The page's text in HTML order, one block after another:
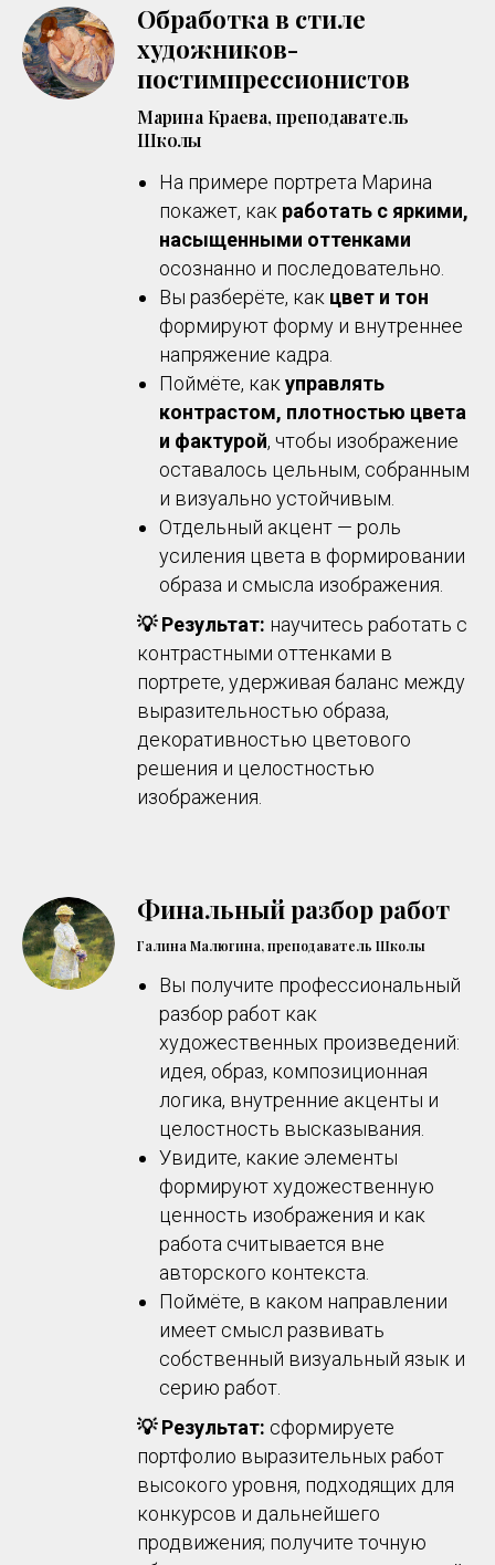
Обработка в стиле
художников-
постимпрессионистов
Марина Краева, преподаватель
Школы
На примере портрета Марина
покажет, как работать с яркими,
насыщенными оттенками
осознанно и последовательно.
Вы разберёте, как цвет и тон
формируют форму и внутреннее
напряжение кадра.
Поймёте, как управлять
контрастом, плотностью цвета
и фактурой, чтобы изображение
оставалось цельным, собранным
и визуально устойчивым.
Отдельный акцент — роль
усиления цвета в формировании
образа и смысла изображения.
💡 Результат: научитесь работать с
контрастными оттенками в
портрете, удерживая баланс между
выразительностью образа,
декоративностью цветового
решения и целостностью
изображения.
Финальный разбор работ
Галина Малюгина, преподаватель Школы
Вы получите профессиональный
разбор работ как
художественных произведений:
идея, образ, композиционная
логика, внутренние акценты и
целостность высказывания.
Увидите, какие элементы
формируют художественную
ценность изображения и как
работа считывается вне
авторского контекста.
Поймёте, в каком направлении
имеет смысл развивать
собственный визуальный язык и
серию работ.
💡 Результат: сформируете
портфолио выразительных работ
высокого уровня, подходящих для
конкурсов и дальнейшего
продвижения; получите точную